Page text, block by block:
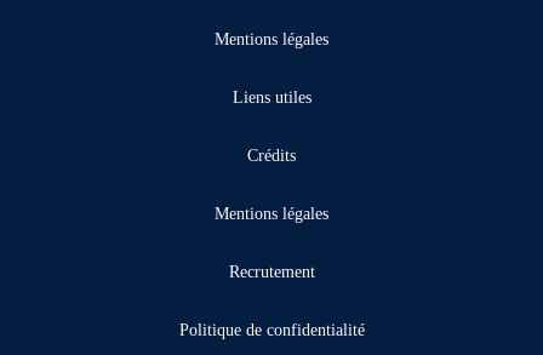
Mentions légales
Liens utiles
Crédits
Mentions légales
Recrutement
Politique de confidentialité